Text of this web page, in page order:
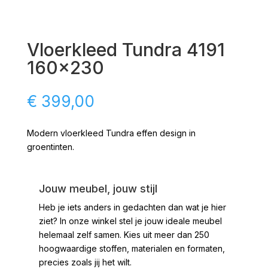
Vloerkleed Tundra 4191
160×230
€ 399,00
Modern vloerkleed Tundra effen design in
groentinten.
Jouw meubel, jouw stijl
Heb je iets anders in gedachten dan wat je hier
ziet? In onze winkel stel je jouw ideale meubel
helemaal zelf samen. Kies uit meer dan 250
hoogwaardige stoffen, materialen en formaten,
precies zoals jij het wilt.